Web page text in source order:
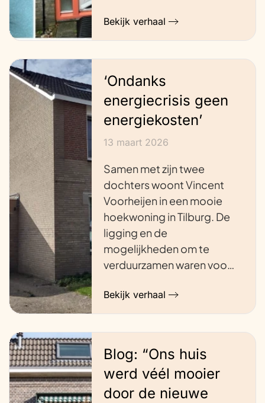
Bekijk verhaal
‘Ondanks
energiecrisis geen
energiekosten’
13 maart 2026
Samen met zijn twee
dochters woont Vincent
Voorheijen in een mooie
hoekwoning in Tilburg. De
ligging en de
mogelijkheden om te
verduurzamen waren voo…
Bekijk verhaal
Blog: “Ons huis
werd véél mooier
door de nieuwe